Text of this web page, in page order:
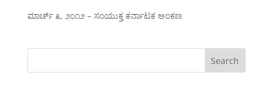
ಮಾರ್ಚ್ ೩, ೨೦೧೨ – ಸಂಯುಕ್ತ ಕರ್ನಾಟಕ ಅಂಕಣ